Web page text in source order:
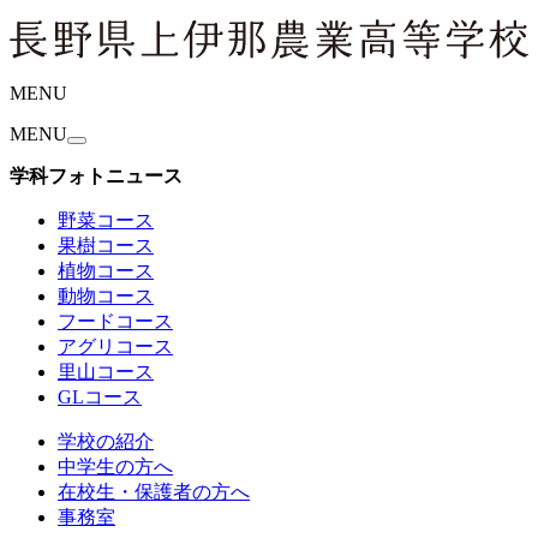
MENU
MENU
学科フォトニュース
野菜コース
果樹コース
植物コース
動物コース
フードコース
アグリコース
里山コース
GLコース
学校の紹介
中学生の方へ
在校生・保護者の方へ
事務室